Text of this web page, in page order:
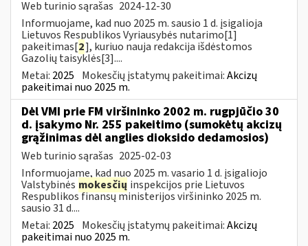
Web turinio sąrašas 2024-12-30
Informuojame, kad nuo 2025 m. sausio 1 d. įsigalioja
Lietuvos Respublikos Vyriausybės nutarimo[1]
pakeitimas[2], kuriuo nauja redakcija išdėstomos
Gazolių taisyklės[3]....
Metai: 2025 Mokesčių įstatymų pakeitimai:Akcizų
pakeitimai nuo 2025 m.
Dėl VMI prie FM viršininko 2002 m. rugpjūčio 30
d. įsakymo Nr. 255 pakeitimo (sumokėtų akcizų
grąžinimas dėl anglies dioksido dedamosios)
Web turinio sąrašas 2025-02-03
Informuojame, kad nuo 2025 m. vasario 1 d. įsigaliojo
Valstybinės mokesčių inspekcijos prie Lietuvos
Respublikos finansų ministerijos viršininko 2025 m.
sausio 31 d....
Metai: 2025 Mokesčių įstatymų pakeitimai:Akcizų
pakeitimai nuo 2025 m.